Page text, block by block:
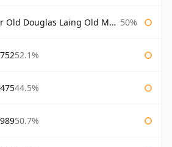
Douglas Laing Old Malt Cask 50%
52.1%
44.5%
50.7%